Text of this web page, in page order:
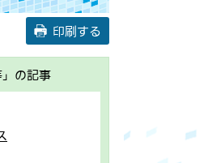
印刷する
」の記事